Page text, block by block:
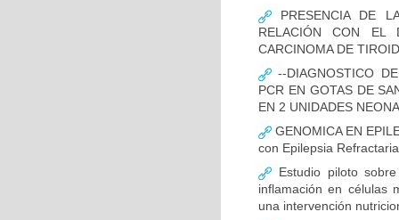
PRESENCIA DE
RELACIÓN CON EL
CARCINOMA DE
--DIAGNOSTICO
PCR EN GOTAS DE
EN 2 UNIDADES
GENOMICA EN
con Epilepsia
Estudio piloto
inflamación en células
una intervención